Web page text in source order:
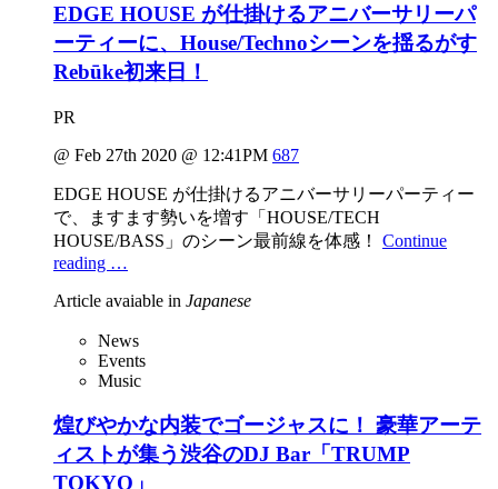
EDGE HOUSE が仕掛けるアニバーサリーパ
ーティーに、House/Technoシーンを揺るがす
Rebūke初来日！
PR
@ Feb 27th 2020 @ 12:41PM 687
EDGE HOUSE が仕掛けるアニバーサリーパーティー
で、ますます勢いを増す「HOUSE/TECH
HOUSE/BASS」のシーン最前線を体感！ Continue
reading …
Article avaiable in Japanese
News
Events
Music
煌びやかな内装でゴージャスに！ 豪華アーテ
ィストが集う渋谷のDJ Bar「TRUMP
TOKYO」